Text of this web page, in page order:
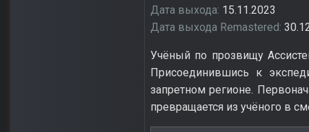
Дата выхода: 15.11.2023
Дата выхода Remastered:
Учёный по прозвищу
Присоединившись к
запретном регионе.
превращается из учёного в